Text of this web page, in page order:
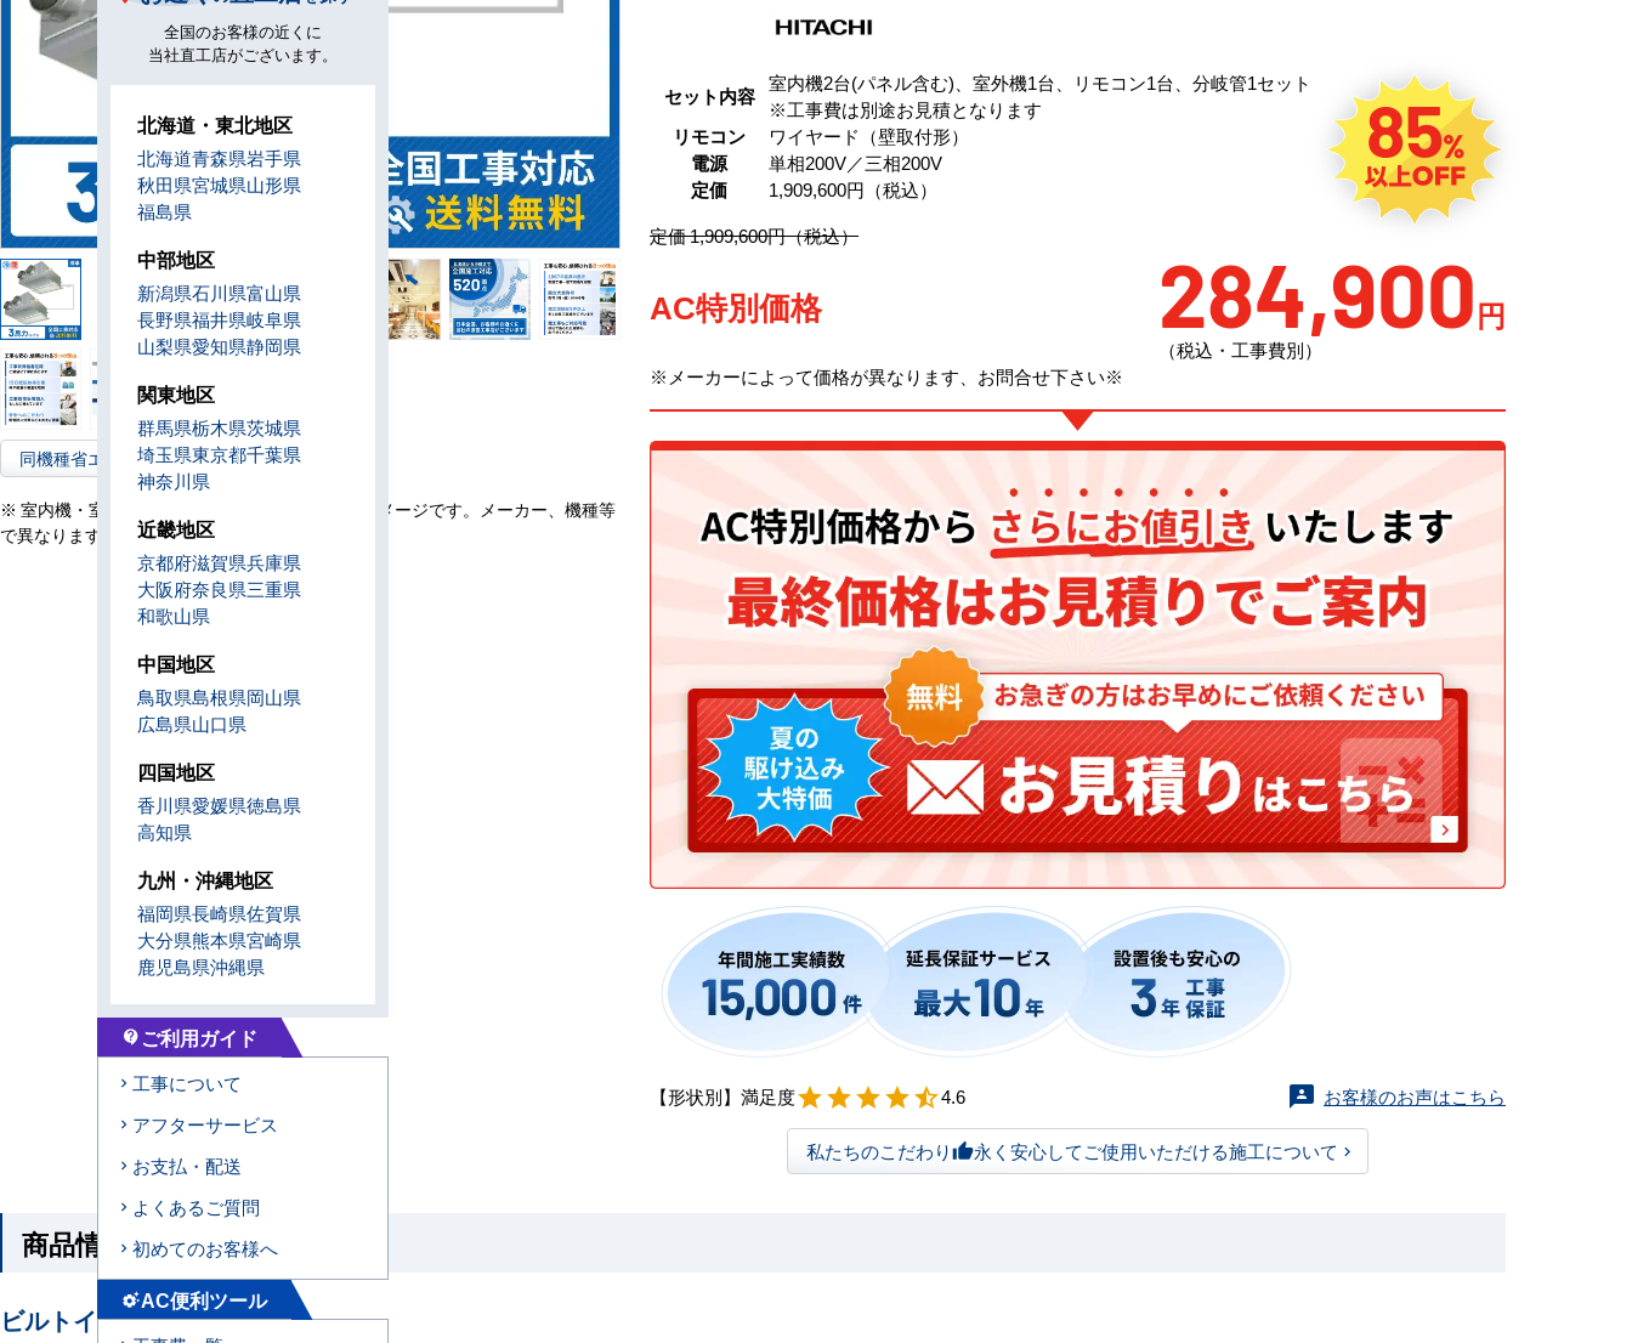
同機種省エネ型へ
※ 室内機・室外機・リモコン・設置例の画像はイメージです。メーカー、機種等
で異なります。
セット内容
室内機2台(パネル含む)、室外機1台、リモコン1台、分岐管1セット
※工事費は別途お見積となります
リモコン
ワイヤード（壁取付形）
電源
単相200V／三相200V
定価
1,909,600円（税込）
85
定価 1,909,600円（税込）
AC特別価格 284,900円
（税込・工事費別）
※メーカーによって価格が異なります、お問合せ下さい※
【形状別】満足度starstarstarstarstar_half4.6 お客様のお声はこちら
私たちのこだわりthumb_up永く安心してご使用いただける施工について
商品情報
ビルトイン形エアコンの特長
全国のお客様の近くに
当社直工店がございます。
北海道・東北地区
北海道青森県岩手県
秋田県宮城県山形県
福島県
中部地区
新潟県石川県富山県
長野県福井県岐阜県
山梨県愛知県静岡県
関東地区
群馬県栃木県茨城県
埼玉県東京都千葉県
神奈川県
近畿地区
京都府滋賀県兵庫県
大阪府奈良県三重県
和歌山県
中国地区
鳥取県島根県岡山県
広島県山口県
四国地区
香川県愛媛県徳島県
高知県
九州・沖縄地区
福岡県長崎県佐賀県
大分県熊本県宮崎県
鹿児島県沖縄県
contact_support ご利用ガイド
工事について
アフターサービス
お支払・配送
よくあるご質問
初めてのお客様へ
settings_suggestAC便利ツール